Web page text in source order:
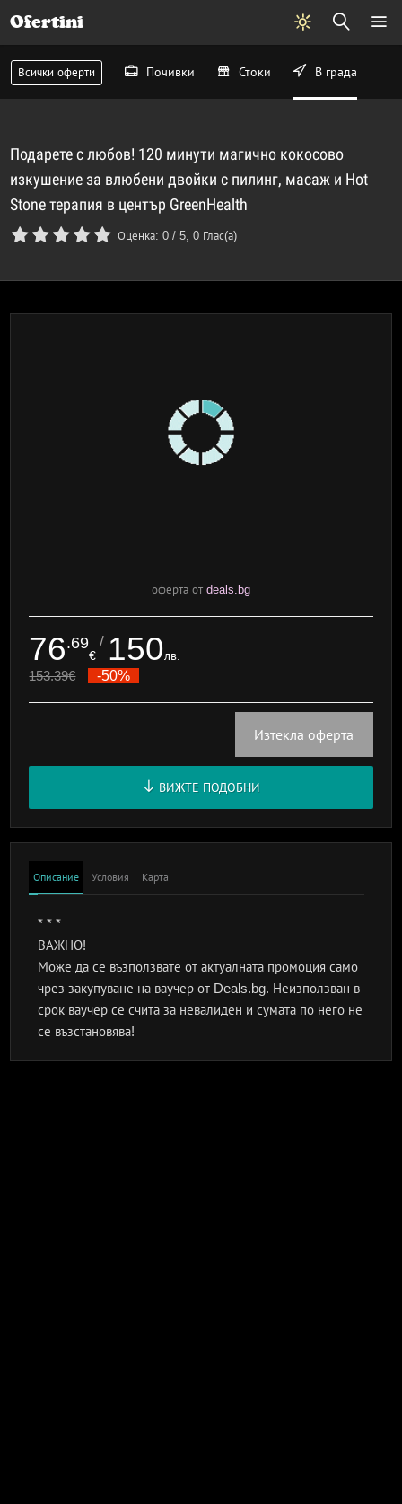
Ofertini
Всички оферти Почивки Стоки В града
Подарете с любов! 120 минути магично кокосово
изкушение за влюбени двойки с пилинг, масаж и Hot
Stone терапия в център GreenHealth
Оценка:0 /5,0 Глас(а)
оферта от deals.bg
76.69
€
/ 150лв.
153.39€ -50%
Изтекла оферта
ВИЖТЕ ПОДОБНИ
Описание Условия Карта
* * *
ВАЖНО!
Може да се възползвате от актуалната промоция само
чрез закупуване на ваучер от Deals.bg. Неизползван в
срок ваучер се счита за невалиден и сумата по него не
се възстановява!